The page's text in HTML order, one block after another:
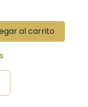
al carrito